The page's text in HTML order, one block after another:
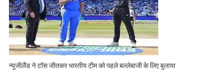
न्यूजीलैंड ने टॉस जीतकर भारतीय टीम को पहले बल्लेबाजी के लिए बुलाया